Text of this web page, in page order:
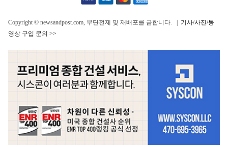
Copyright © newsandpost.com, 무단전제 및 재배포를 금합니다. | 기사/사진/동
영상 구입 문의 >>